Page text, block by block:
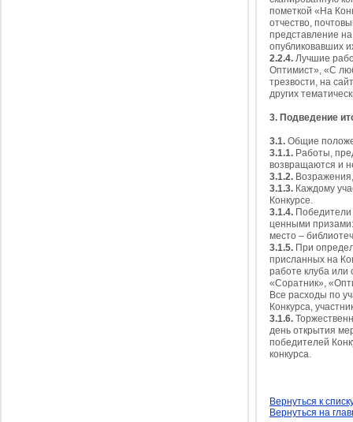
пометкой «На
отчество,
представление
опубликовавших
2.2.4. Лучшие
Оптимист», «С
трезвости, на
других
3. Подведение
3.1. Общие
3.1.1. Работы,
возвращаются и
3.1.2.
3.1.3. Каждому
Конкурсе.
3.1.4.
ценными
место –
3.1.5. При
присланных на
работе клуба или
«Соратник»,
Все расходы по
Конкурса,
3.1.6.
день открытия
победителей
конкурса.
Вернуться к
Вернуться на